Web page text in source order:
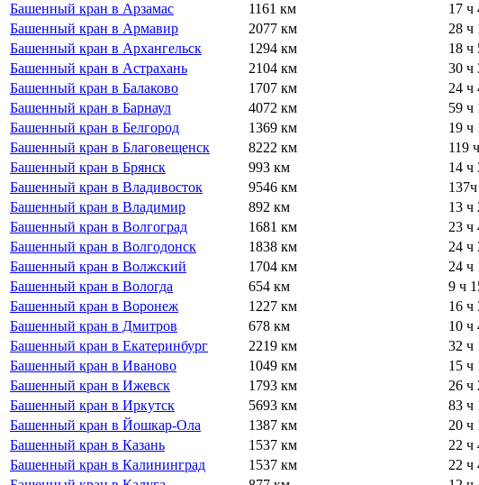
Башенный кран в Арзамас
1161 км
17 ч
Башенный кран в Армавир
2077 км
28 ч
Башенный кран в Архангельск
1294 км
18 ч
Башенный кран в Астрахань
2104 км
30 ч
Башенный кран в Балаково
1707 км
24 ч
Башенный кран в Барнаул
4072 км
59 ч
Башенный кран в Белгород
1369 км
19 ч
Башенный кран в Благовещенск
8222 км
119
Башенный кран в Брянск
993 км
14 ч
Башенный кран в Владивосток
9546 км
Башенный кран в Владимир
892 км
13 ч
Башенный кран в Волгоград
1681 км
23 ч
Башенный кран в Волгодонск
1838 км
24 ч
Башенный кран в Волжский
1704 км
24 ч
Башенный кран в Вологда
654 км
9 ч
Башенный кран в Воронеж
1227 км
16 ч
Башенный кран в Дмитров
678 км
10 ч
Башенный кран в Екатеринбург
2219 км
32 ч
Башенный кран в Иваново
1049 км
15 ч
Башенный кран в Ижевск
1793 км
26 ч
Башенный кран в Иркутск
5693 км
83 ч
Башенный кран в Йошкар-Ола
1387 км
20 ч
Башенный кран в Казань
1537 км
22 ч
Башенный кран в Калининград
1537 км
22 ч